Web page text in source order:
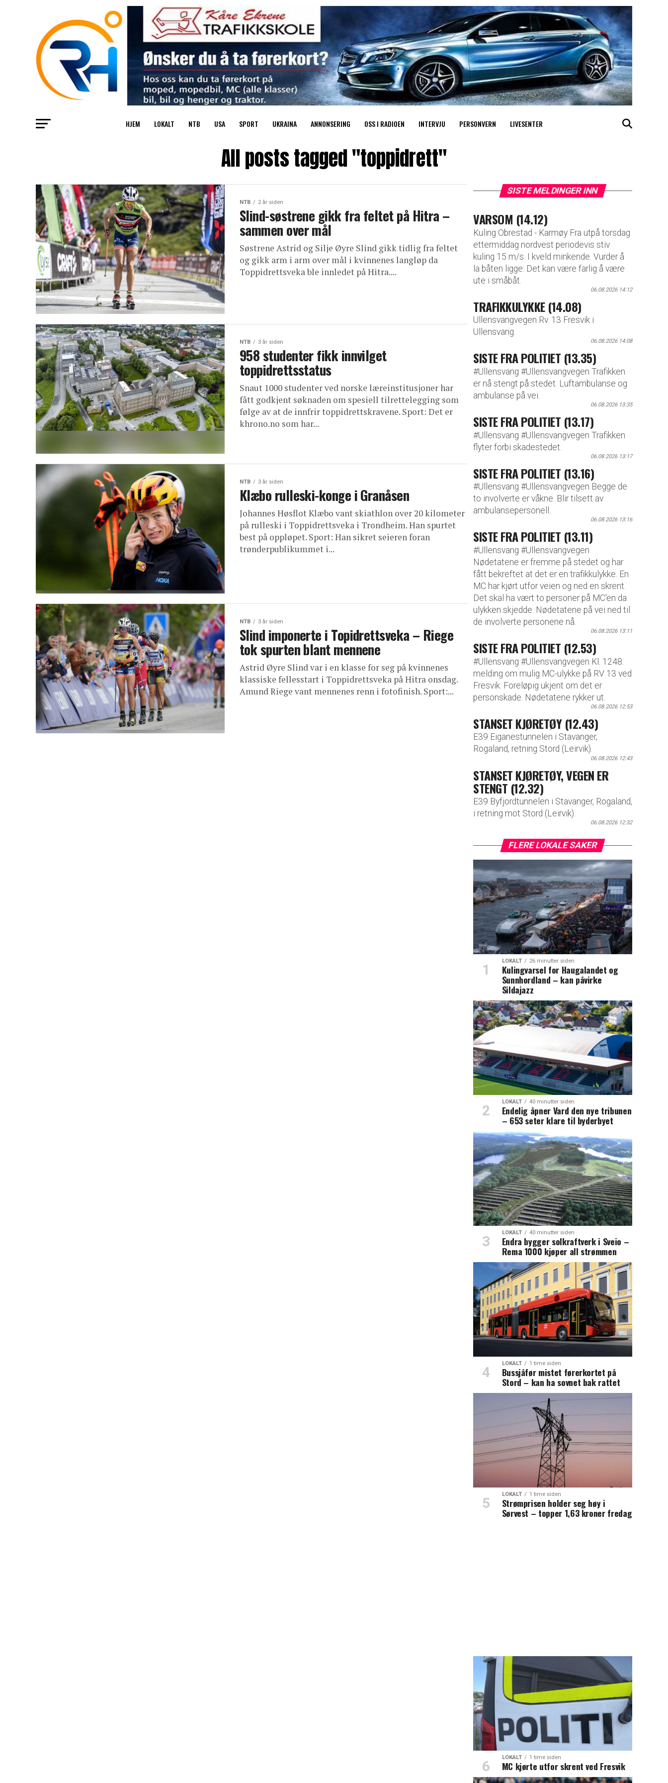
HJEM LOKALT NTB USA SPORT UKRAINA ANNONSERING OSS I RADIOEN INTERVJU PERSONVERN LIVESENTER
All posts tagged "toppidrett"
NTB 2 år siden
Slind-søstrene gikk fra feltet på Hitra –
sammen over mål
Søstrene Astrid og Silje Øyre Slind gikk tidlig fra feltet
og gikk arm i arm over mål i kvinnenes langløp da
Toppidrettsveka ble innledet på Hitra....
NTB 3 år siden
958 studenter fikk innvilget
toppidrettsstatus
Snaut 1000 studenter ved norske læreinstitusjoner har
fått godkjent søknaden om spesiell tilrettelegging som
følge av at de innfrir toppidrettskravene. Sport: Det er
khrono.no som har...
NTB 3 år siden
Klæbo rulleski-konge i Granåsen
Johannes Høsflot Klæbo vant skiathlon over 20 kilometer
på rulleski i Toppidrettsveka i Trondheim. Han spurtet
best på oppløpet. Sport: Han sikret seieren foran
trønderpublikummet i...
NTB 3 år siden
Slind imponerte i Topidrettsveka – Riege
tok spurten blant mennene
Astrid Øyre Slind var i en klasse for seg på kvinnenes
klassiske fellesstart i Toppidrettsveka på Hitra onsdag.
Amund Riege vant mennenes renn i fotofinish. Sport:...
SISTE MELDINGER INN
VARSOM (14.12)
Kuling Obrestad - Karmøy Fra utpå torsdag
ettermiddag nordvest periodevis stiv
kuling 15 m/s. I kveld minkende. Vurder å
la båten ligge: Det kan være farlig å være
ute i småbåt.
06.08.2026 14:12
TRAFIKKULYKKE (14.08)
Ullensvangvegen Rv. 13 Fresvik i
Ullensvang.
06.08.2026 14:08
SISTE FRA POLITIET (13.35)
#Ullensvang #Ullensvangvegen Trafikken
er nå stengt på stedet. Luftambulanse og
ambulanse på vei.
06.08.2026 13:35
SISTE FRA POLITIET (13.17)
#Ullensvang #Ullensvangvegen Trafikken
flyter forbi skadestedet.
06.08.2026 13:17
SISTE FRA POLITIET (13.16)
#Ullensvang #Ullensvangvegen Begge de
to involverte er våkne. Blir tilsett av
ambulansepersonell.
06.08.2026 13:16
SISTE FRA POLITIET (13.11)
#Ullensvang #Ullensvangvegen
Nødetatene er fremme på stedet og har
fått bekreftet at det er en trafikkulykke. En
MC har kjørt utfor veien og ned en skrent.
Det skal ha vært to personer på MC'en da
ulykken skjedde. Nødetatene på vei ned til
de involverte personene nå.
06.08.2026 13:11
SISTE FRA POLITIET (12.53)
#Ullensvang #Ullensvangvegen Kl. 1248:
melding om mulig MC-ulykke på RV 13 ved
Fresvik. Foreløpig ukjent om det er
personskade. Nødetatene rykker ut.
06.08.2026 12:53
STANSET KJØRETØY (12.43)
E39 Eiganestunnelen i Stavanger,
Rogaland, retning Stord (Leirvik).
06.08.2026 12:43
STANSET KJØRETØY, VEGEN ER
STENGT (12.32)
E39 Byfjordtunnelen i Stavanger, Rogaland,
i retning mot Stord (Leirvik).
06.08.2026 12:32
FLERE LOKALE SAKER
LOKALT 26 minutter siden
Kulingvarsel for Haugalandet og
Sunnhordland – kan påvirke
Sildajazz
LOKALT 40 minutter siden
Endelig åpner Vard den nye tribunen
– 653 seter klare til byderbyet
LOKALT 40 minutter siden
Endra bygger solkraftverk i Sveio –
Rema 1000 kjøper all strømmen
LOKALT 1 time siden
Bussjåfør mistet førerkortet på
Stord – kan ha sovnet bak rattet
LOKALT 1 time siden
Strømprisen holder seg høy i
Sørvest – topper 1,63 kroner fredag
LOKALT 1 time siden
MC kjørte utfor skrent ved Fresvik